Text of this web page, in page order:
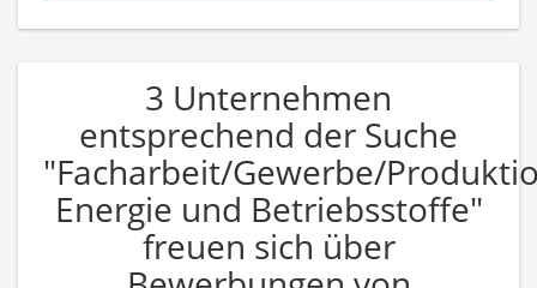
3 Unternehmen
entsprechend der Suche
"Facharbeit/Gewerbe/
Energie und Betriebsstoffe"
freuen sich über